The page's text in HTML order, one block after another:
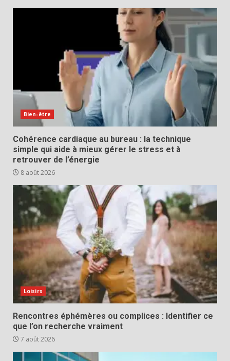
Bien-être
Cohérence cardiaque au bureau : la technique
simple qui aide à mieux gérer le stress et à
retrouver de l’énergie
8 août 2026
Loisirs
Rencontres éphémères ou complices : Identifier ce
que l’on recherche vraiment
7 août 2026